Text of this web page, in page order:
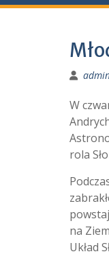
W
rola
na
Układ